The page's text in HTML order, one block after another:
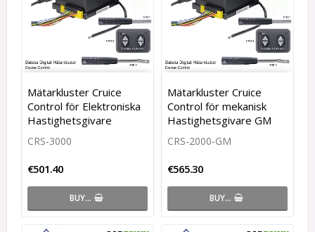
Mätarkluster Cruice
Control för Elektroniska
Hastighetsgivare
CRS-3000
€501.40
BUY…
Mätarkluster Cruice
Control för mekanisk
Hastighetsgivare GM
CRS-2000-GM
€565.30
BUY…